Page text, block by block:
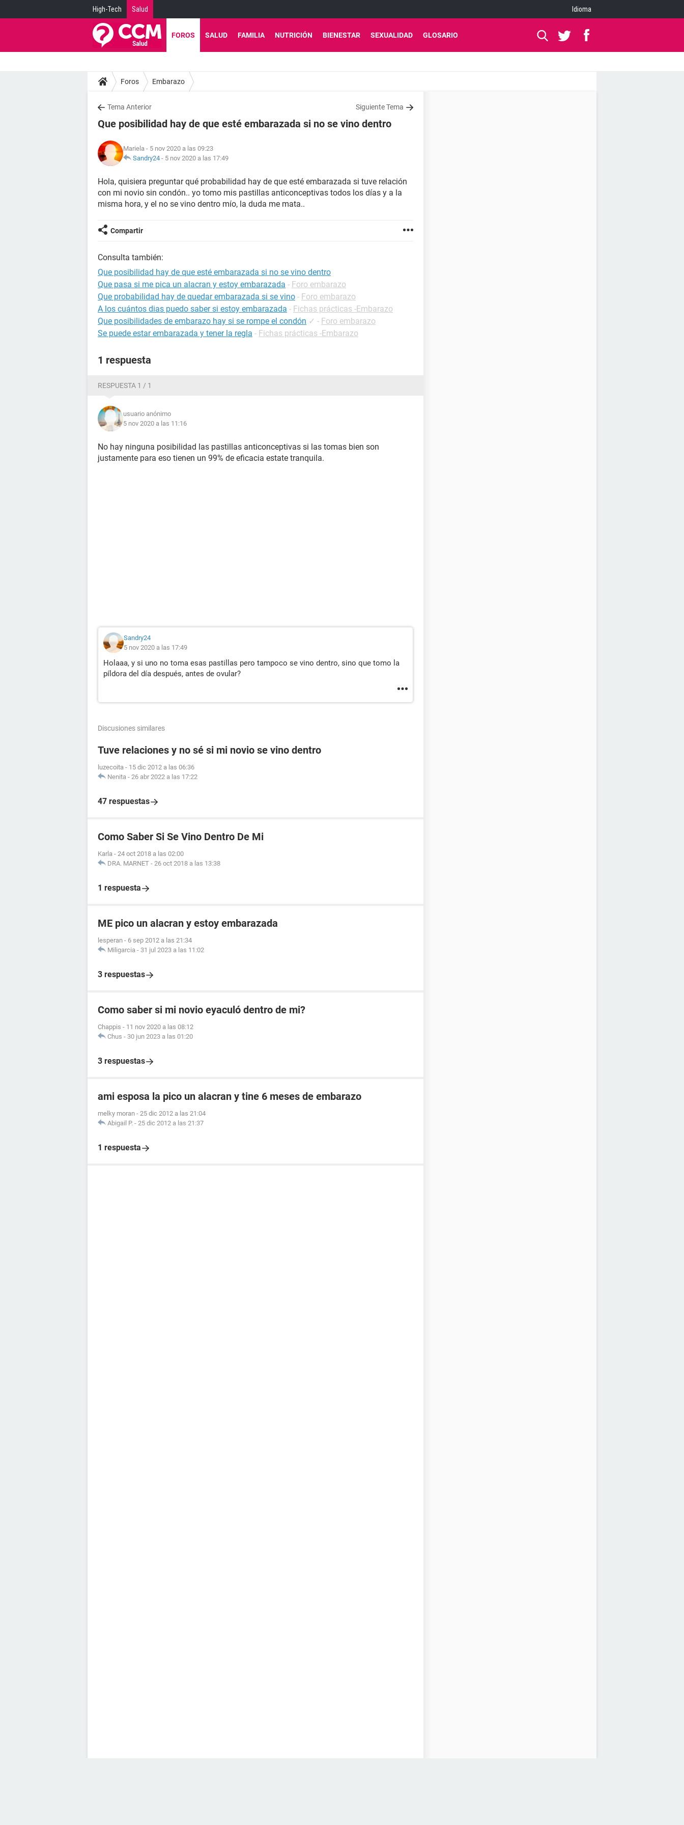
High-Tech Salud Idioma
FOROS SALUD FAMILIA NUTRICIÓN BIENESTAR SEXUALIDAD GLOSARIO
Foros Embarazo
Tema Anterior Siguiente Tema
Que posibilidad hay de que esté embarazada si no se vino dentro
Mariela - 5 nov 2020 a las 09:23
Sandry24 - 5 nov 2020 a las 17:49
Hola, quisiera preguntar qué probabilidad hay de que esté embarazada si tuve relación
con mi novio sin condón.. yo tomo mis pastillas anticonceptivas todos los días y a la
misma hora, y el no se vino dentro mío, la duda me mata..
Compartir
Consulta también:
Que posibilidad hay de que esté embarazada si no se vino dentro
Que pasa si me pica un alacran y estoy embarazada - Foro embarazo
Que probabilidad hay de quedar embarazada si se vino - Foro embarazo
A los cuántos dias puedo saber si estoy embarazada - Fichas prácticas -Embarazo
Que posibilidades de embarazo hay si se rompe el condón ✓ - Foro embarazo
Se puede estar embarazada y tener la regla - Fichas prácticas -Embarazo
1 respuesta
RESPUESTA 1 / 1
usuario anónimo
5 nov 2020 a las 11:16
No hay ninguna posibilidad las pastillas anticonceptivas si las tomas bien son
justamente para eso tienen un 99% de eficacia estate tranquila.
Sandry24
5 nov 2020 a las 17:49
Holaaa, y si uno no toma esas pastillas pero tampoco se vino dentro, sino que tomo la
píldora del día después, antes de ovular?
Discusiones similares
Tuve relaciones y no sé si mi novio se vino dentro
luzecoita - 15 dic 2012 a las 06:36
Nenita - 26 abr 2022 a las 17:22
47 respuestas
Como Saber Si Se Vino Dentro De Mi
Karla - 24 oct 2018 a las 02:00
DRA. MARNET - 26 oct 2018 a las 13:38
1 respuesta
ME pico un alacran y estoy embarazada
lesperan - 6 sep 2012 a las 21:34
Miligarcia - 31 jul 2023 a las 11:02
3 respuestas
Como saber si mi novio eyaculó dentro de mi?
Chappis - 11 nov 2020 a las 08:12
Chus - 30 jun 2023 a las 01:20
3 respuestas
ami esposa la pico un alacran y tine 6 meses de embarazo
melky moran - 25 dic 2012 a las 21:04
Abigail P. - 25 dic 2012 a las 21:37
1 respuesta